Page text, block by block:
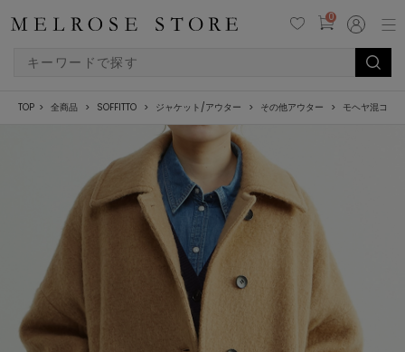
0
TOP 全商品 SOFFITTO ジャケット/アウター その他アウター モヘヤ混コク